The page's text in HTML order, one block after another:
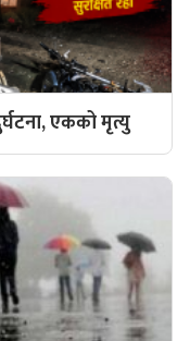
एकको मृत्यु